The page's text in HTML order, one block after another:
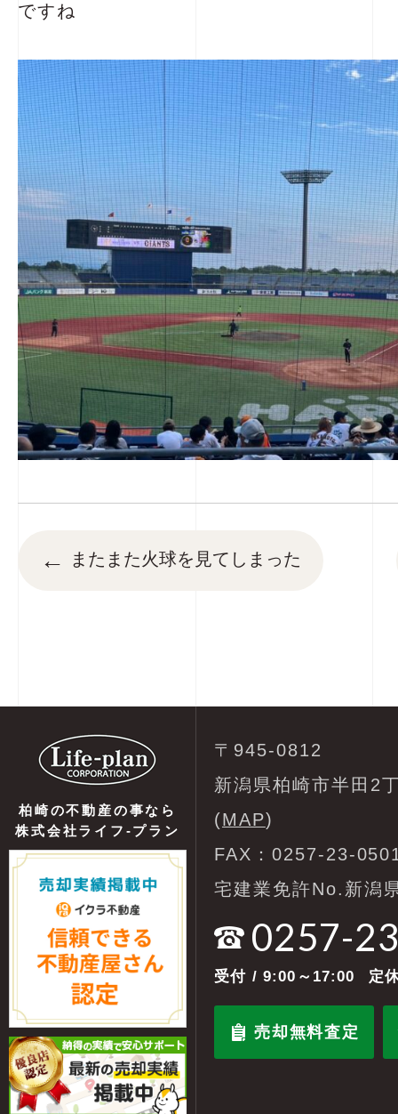
ですね
← またまた火球を見てしまった
柏崎の不動産の事なら
株式会社ライフ-プラン
〒945-0812
新潟県柏崎市半田2
(MAP)
FAX：0257-23-
宅建業免許No.新潟
0257-
受付 / 9:00～17:00 定
売却無料査定